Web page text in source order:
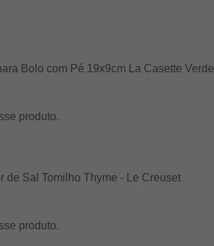
Bolo com Pé 19x9cm La Casette
produto.
de Sal Tomilho Thyme - Le Creuset
produto.